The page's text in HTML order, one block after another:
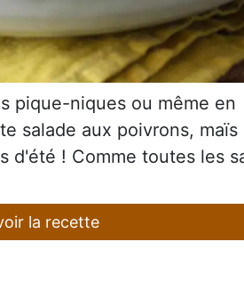
pique-niques ou même en
salade aux poivrons, maïs
d'été ! Comme toutes les
la recette